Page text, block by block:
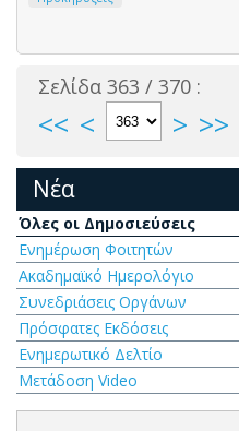
Σελίδα 363 / 370 :
<< < > >>
Νέα
Όλες οι Δημοσιεύσεις
Ενημέρωση Φοιτητών
Ακαδημαϊκό Ημερολόγιο
Συνεδριάσεις Οργάνων
Πρόσφατες Εκδόσεις
Ενημερωτικό Δελτίο
Μετάδοση Video